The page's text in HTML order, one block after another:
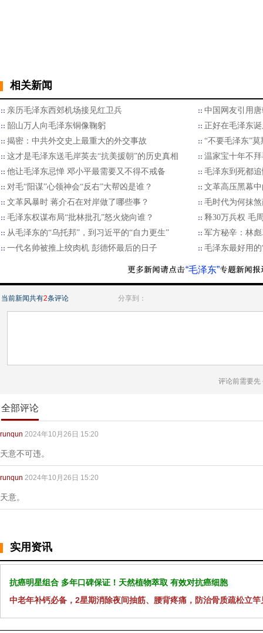
相关新闻
亲历毛泽东西郊机场接见红卫兵
中国网友引用
韶山万人向毛泽东铜像鞠躬
正好在毛泽东
揭密：中共外交史上最重大的外交事故
“不要毛泽东”
这才是毛泽东送毛岸英去“抗美援朝”的历史真相
温家宝十年不
他让毛泽东忌惮 邓小平最需要又不得不戒备
毛泽东到死都
对毛“阳谋”心领神会“反右”大帮凶是谁？
文革高压黑幕
文革风暴时 蒋介石在对岸做了哪些事？
毛时代为何抹
毛泽东权谋布局“批林批孔”怒火烧向谁？
释30万兵权 毛
从毛泽东的“乌托邦”，到习近平的“自力更生”
军方秘辛：林
一代名帅被推上绞肉机 彭德怀最后的日子
毛泽东最好用
“毛泽东”
当前新闻共有2条评论 分享到：
评论前需要先
全部评论
runqun 2024年10月26日 15:20
天意不可违。
runqun 2024年10月26日 15:20
天意。
实用资讯
抗癌明星组合 多年口碑保证！天然植物萃取 有效对抗癌细胞
中老年补钙必备，2星期消除夜间抽筋、腰背疼痛，防治骨质疏松立竿